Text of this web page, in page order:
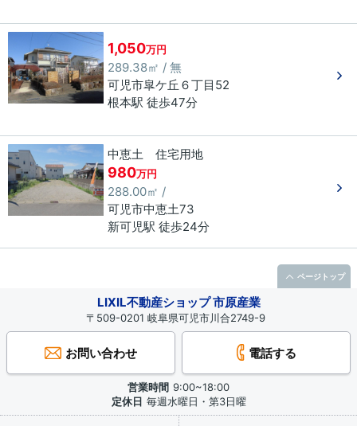
1,050万円
289.38㎡ / 無
可児市皐ケ丘 ６丁目 52
根本駅 徒歩47分
中恵土 住宅用地
980万円
288.00㎡ /
可児市中恵土73
新可児駅 徒歩24分
LIXIL不動産ショップ 市原産業
〒509-0201 岐阜県可児市川合2749-9
お問い合わせ 電話する
営業時間 9:00~18:00
定休日 毎週水曜日・第3日曜
ページトップ